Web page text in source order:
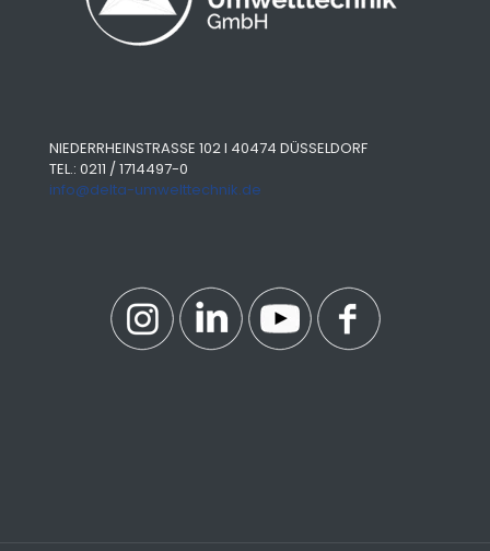
NIEDERRHEINSTRASSE 102 I 40474 DÜSSELDORF
TEL.: 0211 / 1714497-0
info@delta-umwelttechnik.de